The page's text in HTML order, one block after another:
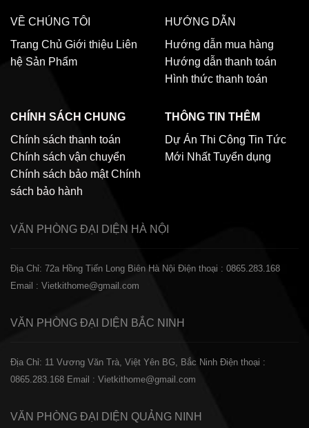
VỀ CHÚNG TÔI
Trang Chủ Giới thiệu Liên
hệ Sản Phẩm
HƯỚNG DẪN
Hướng dẫn mua hàng
Hướng dẫn thanh toán
Hình thức thanh toán
CHÍNH SÁCH CHUNG
Chính sách thanh toán
Chính sách vận chuyển
Chính sách bảo mật Chính
sách bảo hành
THÔNG TIN THÊM
Dự Án Thi Công Tin Tức
Mới Nhất Tuyển dụng
VĂN PHÒNG ĐẠI DIỆN HÀ NỘI
Địa Chỉ: 72a Hồng Tiến Long Biên Hà Nội Điện thoại : 0865.283.168
Email : Vietkithome@gmail.com
VĂN PHÒNG ĐẠI DIỆN BẮC NINH
Địa Chỉ: 11 Vương Văn Trà, Việt Yên BG, Bắc Ninh Điện thoại :
0865.283.168 Email : Vietkithome@gmail.com
VĂN PHÒNG ĐẠI DIỆN QUẢNG NINH